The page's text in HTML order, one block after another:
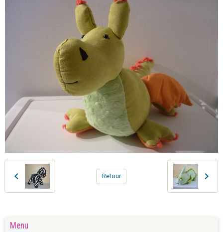
Retour
Menu